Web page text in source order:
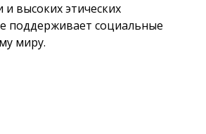
и высоких этических
поддерживает социальные
миру.